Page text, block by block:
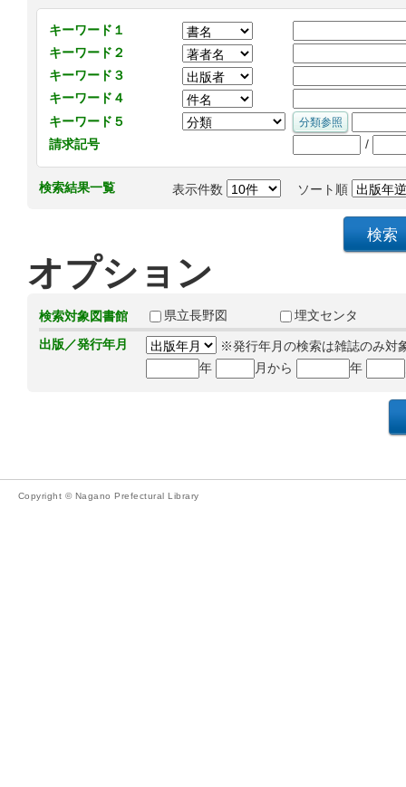
キーワード１
キーワード２
キーワード３
キーワード４
キーワード５
請求記号
/
検索結果一覧 表示件数 ソート順
オプション
検索対象図書館 県立長野図
埋文センタ
出版／発行年月
※発行年月の検索は雑誌のみ対
年
月から 年
Copyright © Nagano Prefectural Library